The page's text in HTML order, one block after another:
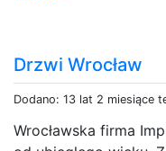
Drzwi Wrocław
Dodano: 13 lat 2 miesiące
Wrocławska firma